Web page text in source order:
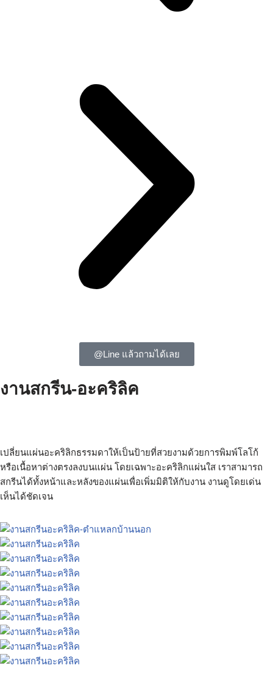
@Line แล้วถามได้เลย
งานสกรีน-อะคริลิค
เปลี่ยนแผ่นอะคริลิกธรรมดาให้เป็นป้ายที่สวยงามด้วยการพิมพ์โลโก้
หรือเนื้อหาต่างตรงลงบนแผ่น โดยเฉพาะอะคริลิกแผ่นใส เราสามารถ
สกรีนได้ทั้งหน้าและหลังของแผ่นเพื่อเพิ่มมิติให้กับงาน งานดูโดยเด่น
เห็นได้ชัดเจน